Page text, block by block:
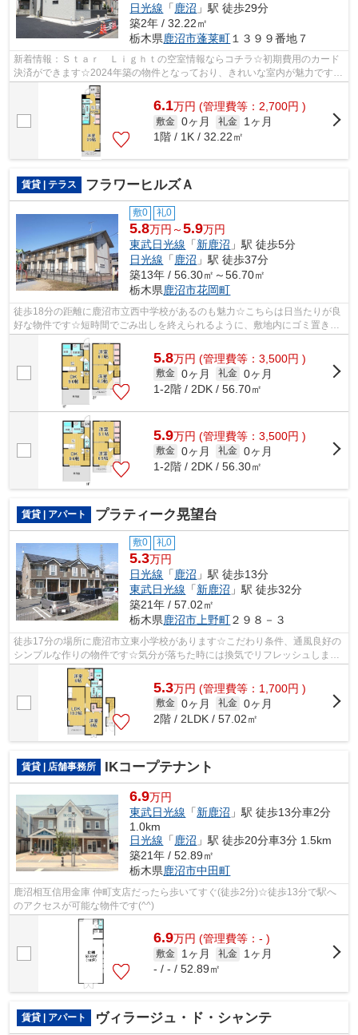
日光線 「鹿沼 」駅 徒歩29分
築2年 / 32.22㎡
栃木県鹿沼市蓬莱町 １３９９番地７
新着情報：Ｓｔａｒ Ｌｉｇｈｔの空室情報ならコチラ☆初期費用のカード
決済ができます☆2024年築の物件となっており、きれいな室内が魅力です☆
こちらの物件はアパートです☆満足のいく...
6.1万円 (管理費等：2,700円 )
敷金 0ヶ月 礼金
1ヶ月
1階 / 1K / 32.22㎡
賃貸 | テラス フラワーヒルズＡ
敷0 礼0
5.8万円～5.9万円
東武日光線 「新鹿沼 」駅 徒歩5分
日光線 「鹿沼 」駅 徒歩37分
築13年 / 56.30㎡～56.70㎡
栃木県鹿沼市花岡町
徒歩18分の距離に鹿沼市立西中学校があるのも魅力☆こちらは日当たりが良
好な物件です☆短時間でごみ出しを終えられるように、敷地内にゴミ置き場
をつけております☆テラスハウスは庭も独...
5.8万円 (管理費等：3,500円 )
敷金 0ヶ月 礼金 0ヶ月
1-2階 / 2DK / 56.70㎡
5.9万円 (管理費等：3,500円 )
敷金 0ヶ月 礼金 0ヶ月
1-2階 / 2DK / 56.30㎡
賃貸 | アパート プラティーク晃望台
敷0 礼0
5.3万円
日光線 「 鹿沼 」駅 徒歩13分
東武日光線 「新鹿沼 」駅 徒歩32分
築21年 / 57.02㎡
栃木県鹿沼市 上野町２９８－３
徒歩17分の場所に鹿沼市立東小学校があります☆こだわり条件、通風良好の
シンプルな作りの物件です☆気分が落ちた時には換気でリフレッシュしまし
ょう☆こちらの物件はアパートです☆最上...
5.3万円 (管理費等：1,700円 )
敷金 0ヶ月 礼金 0ヶ月
2階 / 2LDK / 57.02㎡
賃貸 | 店舗事務所 IKコープテナント
6.9万円
東武日光線 「新鹿沼 」駅 徒歩13分車2分
1.0km
日光線 「 鹿沼 」駅 徒歩20分車3分 1.5km
築21年 / 52.89㎡
栃木県鹿沼市中田町
鹿沼相互信用金庫 仲町支店だったら歩いてすぐ(徒歩2分)☆徒歩13分で駅へ
のアクセスが可能な物件です(^^)
6.9万円 (管理費等：- )
敷金 1ヶ月 礼金
1ヶ月
- / - / 52.89㎡
賃貸 | アパート ヴィラージュ・ド・シャンテ